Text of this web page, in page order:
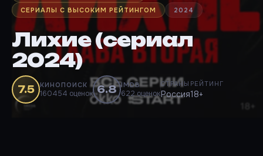
СЕРИАЛЫ С ВЫСОКИМ РЕЙТИНГОМ
2024
Лихие (сериал
2024)
7.5 КИНОПОИСК
160454 оценок 6.8 IMDB
622 оценок
СТРАНЫ
Россия
РЕЙТИНГ
18+